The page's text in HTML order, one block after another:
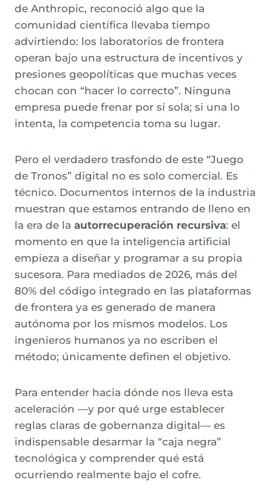
de Anthropic, reconoció algo que la
comunidad científica llevaba tiempo
advirtiendo: los laboratorios de frontera
operan bajo una estructura de incentivos y
presiones geopolíticas que muchas veces
chocan con “hacer lo correcto”. Ninguna
empresa puede frenar por sí sola; si una lo
intenta, la competencia toma su lugar.
Pero el verdadero trasfondo de este “Juego
de Tronos” digital no es solo comercial. Es
técnico. Documentos internos de la industria
muestran que estamos entrando de lleno en
la era de la autorrecuperación recursiva: el
momento en que la inteligencia artificial
empieza a diseñar y programar a su propia
sucesora. Para mediados de 2026, más del
80% del código integrado en las plataformas
de frontera ya es generado de manera
autónoma por los mismos modelos. Los
ingenieros humanos ya no escriben el
método; únicamente definen el objetivo.
Para entender hacia dónde nos lleva esta
aceleración —y por qué urge establecer
reglas claras de gobernanza digital— es
indispensable desarmar la “caja negra”
tecnológica y comprender qué está
ocurriendo realmente bajo el cofre.